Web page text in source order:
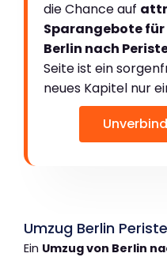
die Chance auf
Sparangebote für
Berlin nach
Seite ist ein
neues Kapitel nur
Umzug Berlin
Ein Umzug von Berlin